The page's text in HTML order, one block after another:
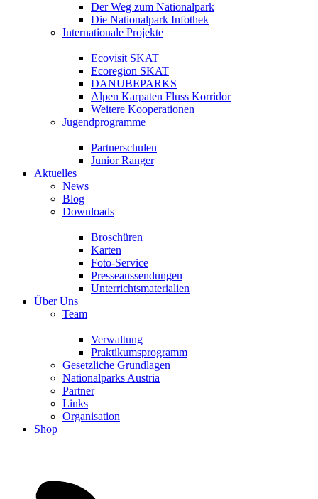
Der Weg zum Nationalpark
Die Nationalpark Infothek
Internationale Projekte
Ecovisit SKAT
Ecoregion SKAT
DANUBEPARKS
Alpen Karpaten Fluss Korridor
Weitere Kooperationen
Jugendprogramme
Partnerschulen
Junior Ranger
Aktuelles
News
Blog
Downloads
Broschüren
Karten
Foto-Service
Presseaussendungen
Unterrichtsmaterialien
Über Uns
Team
Verwaltung
Praktikumsprogramm
Gesetzliche Grundlagen
Nationalparks Austria
Partner
Links
Organisation
Shop